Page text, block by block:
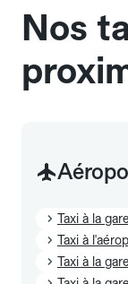
Nos
Taxi à la
Taxi à
Taxi à la